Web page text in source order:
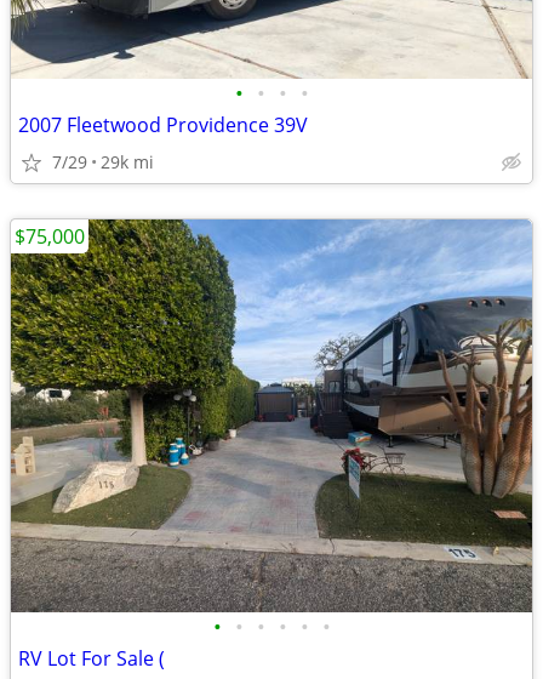
• • • •
2007 Fleetwood Providence 39V
7/29 29k mi
• • • • • •
RV Lot For Sale (
$75,000